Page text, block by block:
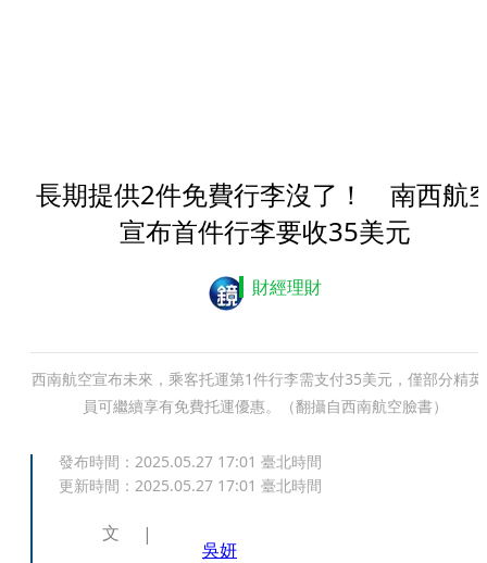
長期提供2件免費行李沒了！ 南西航
宣布首件行李要收35美元
財經理財
西南航空宣布未來，乘客托運第1件行李需支付35美元，僅部分精
員可繼續享有免費托運優惠。（翻攝自西南航空臉書）
發布時間： 2025.05.27 17:01 臺北時間
更新時間： 2025.05.27 17:01 臺北時間
文
吳妍